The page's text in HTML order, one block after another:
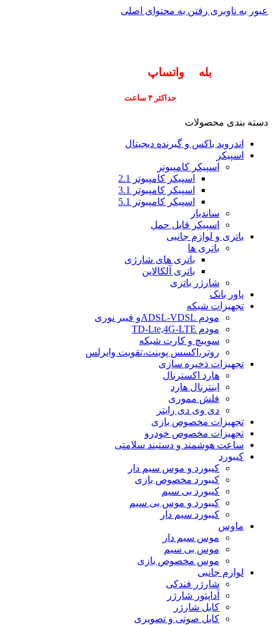
عبور به ناوبری رفتن به محتوای اصلی
بله واتساپ
حداکثر ۴ ساعت
دسته بندی محصولات
اندروید باکس و گیرنده دیجیتال
اسپیکر
اسپیکر کامپیوتر
اسپیکر کامپیوتر 2.1
اسپیکر کامپیوتر 3.1
اسپیکر کامپیوتر 5.1
ساندبار
اسپیکر قابل حمل
باتری و لوازم جانبی
باتری ها
باتری های شارژی
باتری آلکالاین
شارژر باتری
پاور بانک
تجهیزات شبکه
مودم ADSL-VDSLو فیبر نوری
مودم TD-Lte,4G-LTE
سوییچ و کارت شبکه
روتر،اکسس پوینت،تقویت وایرلس
تجهیزات ذخیره سازی
هارد اکسترنال
اینترنال هارد
فلش مموری
دی وی دی رایتر
تجهیزات مخصوص بازی
تجهیزات مخصوص خودرو
ساعت هوشمند و دستبند سلامتی
کیبورد
کیبورد و موس سیم دار
کیبورد مخصوص بازی
کیبورد بی سیم
کیبورد و موس بی سیم
کیبورد سیم دار
ماوس
موس سیم دار
موس بی سیم
موس مخصوص بازی
لوازم جانبی
شارژر فندکی
آداپتور شارژر
کابل شارژر
کابل صوتی و تصویری